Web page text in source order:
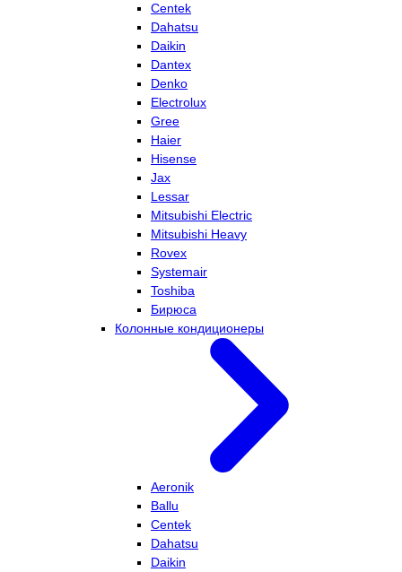
Centek
Dahatsu
Daikin
Dantex
Denko
Electrolux
Gree
Haier
Hisense
Jax
Lessar
Mitsubishi Electric
Mitsubishi Heavy
Rovex
Systemair
Toshiba
Бирюса
Колонные кондиционеры
Aeronik
Ballu
Centek
Dahatsu
Daikin